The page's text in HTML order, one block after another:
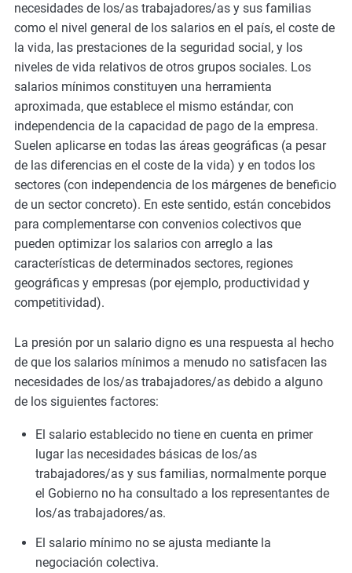
necesidades de los/as trabajadores/as y sus familias
como el nivel general de los salarios en el país, el coste de
la vida, las prestaciones de la seguridad social, y los
niveles de vida relativos de otros grupos sociales. Los
salarios mínimos constituyen una herramienta
aproximada, que establece el mismo estándar, con
independencia de la capacidad de pago de la empresa.
Suelen aplicarse en todas las áreas geográficas (a pesar
de las diferencias en el coste de la vida) y en todos los
sectores (con independencia de los márgenes de beneficio
de un sector concreto). En este sentido, están concebidos
para complementarse con convenios colectivos que
pueden optimizar los salarios con arreglo a las
características de determinados sectores, regiones
geográficas y empresas (por ejemplo, productividad y
competitividad).
La presión por un salario digno es una respuesta al hecho
de que los salarios mínimos a menudo no satisfacen las
necesidades de los/as trabajadores/as debido a alguno
de los siguientes factores:
El salario establecido no tiene en cuenta en primer
lugar las necesidades básicas de los/as
trabajadores/as y sus familias, normalmente porque
el Gobierno no ha consultado a los representantes de
los/as trabajadores/as.
El salario mínimo no se ajusta mediante la
negociación colectiva.